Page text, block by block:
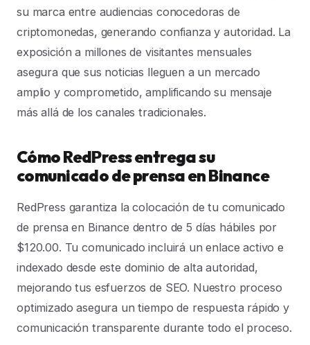
su marca entre audiencias conocedoras de
criptomonedas, generando confianza y autoridad. La
exposición a millones de visitantes mensuales
asegura que sus noticias lleguen a un mercado
amplio y comprometido, amplificando su mensaje
más allá de los canales tradicionales.
Cómo RedPress entrega su
comunicado de prensa en Binance
RedPress garantiza la colocación de tu comunicado
de prensa en Binance dentro de 5 días hábiles por
$120.00. Tu comunicado incluirá un enlace activo e
indexado desde este dominio de alta autoridad,
mejorando tus esfuerzos de SEO. Nuestro proceso
optimizado asegura un tiempo de respuesta rápido y
comunicación transparente durante todo el proceso.